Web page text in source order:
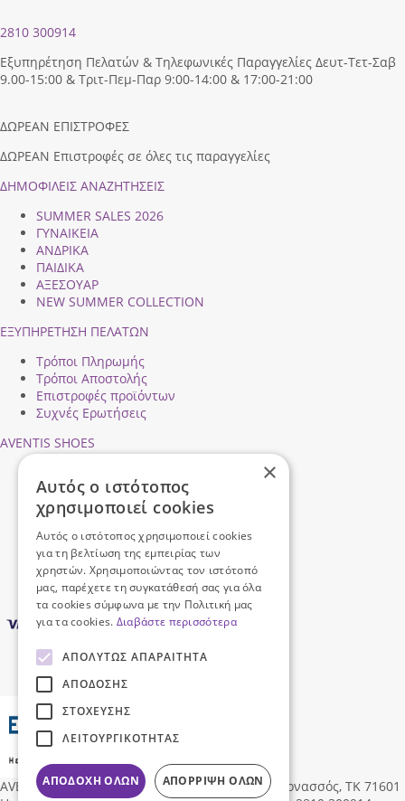
2810 300914
Εξυπηρέτηση Πελατών & Τηλεφωνικές Παραγγελίες Δευτ-Τετ-Σαβ
9.00-15:00 & Τριτ-Πεμ-Παρ 9:00-14:00 & 17:00-21:00
ΔΩΡΕΑΝ ΕΠΙΣΤΡΟΦΕΣ
ΔΩΡΕΑΝ Επιστροφές σε όλες τις παραγγελίες
ΔΗΜΟΦΙΛEIΣ ΑΝΑΖΗΤΗΣΕΙΣ
SUMMER SALES 2026
ΓΥΝΑΙΚΕΙΑ
ΑΝΔΡΙΚΑ
ΠΑΙΔΙΚΑ
ΑΞΕΣΟΥΑΡ
NEW SUMMER COLLECTION
ΕΞΥΠΗΡΕΤΗΣΗ ΠΕΛΑΤΩΝ
Τρόποι Πληρωμής
Τρόποι Αποστολής
Επιστροφές προϊόντων
Συχνές Ερωτήσεις
AVENTIS SHOES
Ασφάλεια Συναλλαγών
Προσωπικά Δεδομένα
Όροι Χρήσης
AVENTIS SHOESΔ/νση: Ηροδότου 96, Νέα Αλικαρνασσός, ΤΚ 71601
×
Αυτός ο ιστότοπος
χρησιμοποιεί cookies
Αυτός ο ιστότοπος χρησιμοποιεί cookies
για τη βελτίωση της εμπειρίας των
χρηστών. Χρησιμοποιώντας τον ιστότοπό
μας, παρέχετε τη συγκατάθεσή σας για όλα
τα cookies σύμφωνα με την Πολιτική μας
για τα cookies. Διαβάστε περισσότερα
ΑΠΟΛΎΤΩΣ ΑΠΑΡΑΊΤΗΤΑ
ΑΠΌΔΟΣΗΣ
ΣΤΌΧΕΥΣΗΣ
ΛΕΙΤΟΥΡΓΙΚΌΤΗΤΑΣ
ΑΠΟΔΟΧΉ ΌΛΩΝ ΑΠΌΡΡΙΨΗ ΌΛΩΝ